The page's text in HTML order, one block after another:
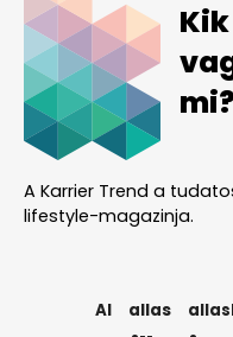
Kik
mi?
A Karrier Trend a
lifestyle-magazinja.
AI allas